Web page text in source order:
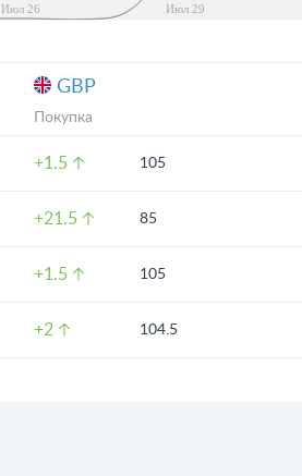
Июл 26 Июл 29
GBP
Покупка
+1.5 105
+21.5 85
+1.5 105
+2 104.5